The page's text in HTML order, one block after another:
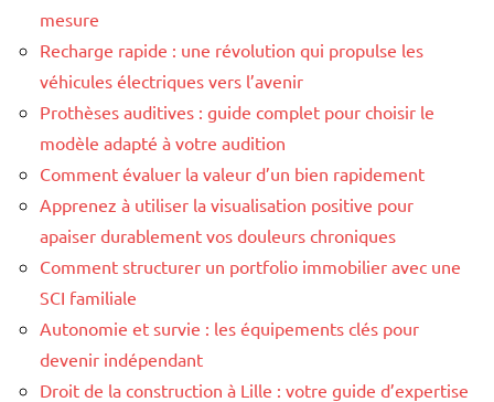
mesure
Recharge rapide : une révolution qui propulse les
véhicules électriques vers l’avenir
Prothèses auditives : guide complet pour choisir le
modèle adapté à votre audition
Comment évaluer la valeur d’un bien rapidement
Apprenez à utiliser la visualisation positive pour
apaiser durablement vos douleurs chroniques
Comment structurer un portfolio immobilier avec une
SCI familiale
Autonomie et survie : les équipements clés pour
devenir indépendant
Droit de la construction à Lille : votre guide d’expertise